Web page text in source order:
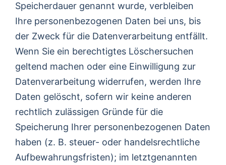
Speicherdauer genannt wurde, verbleiben
Ihre personenbezogenen Daten bei uns, bis
der Zweck für die Datenverarbeitung entfällt.
Wenn Sie ein berechtigtes Löschersuchen
geltend machen oder eine Einwilligung zur
Datenverarbeitung widerrufen, werden Ihre
Daten gelöscht, sofern wir keine anderen
rechtlich zulässigen Gründe für die
Speicherung Ihrer personenbezogenen Daten
haben (z. B. steuer- oder handelsrechtliche
Aufbewahrungsfristen); im letztgenannten